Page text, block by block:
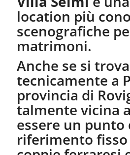
location più
scenografiche
matrimoni.
Anche se si trova
tecnicamente a
provincia di
talmente vicina
essere un punto
riferimento fisso